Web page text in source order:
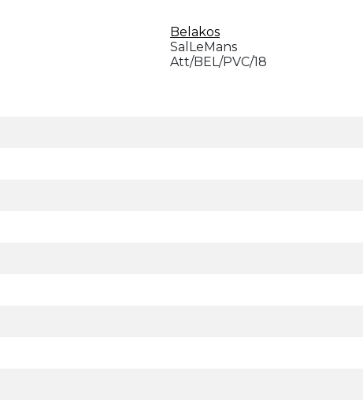
Belakos
SalLeMans
Att/BEL/PVC/18